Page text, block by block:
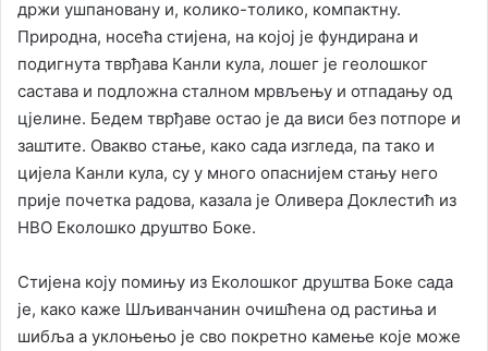
држи ушпановану и, колико-толико, компактну.
Природна, носећа стијена, на којој је фундирана и
подигнута тврђава Канли кула, лошег је геолошког
састава и подложна сталном мрвљењу и отпадању од
цјелине. Бедем тврђаве остао је да виси без потпоре и
заштите. Овакво стање, како сада изгледа, па тако и
цијела Канли кула, су у много опаснијем стању него
прије почетка радова, казала је Оливера Доклестић из
НВО Еколошко друштво Боке.
Стијена коју помињу из Еколошког друштва Боке сада
је, како каже Шљиванчанин очишћена од растиња и
шибља а уклоњењо је сво покретно камење које може